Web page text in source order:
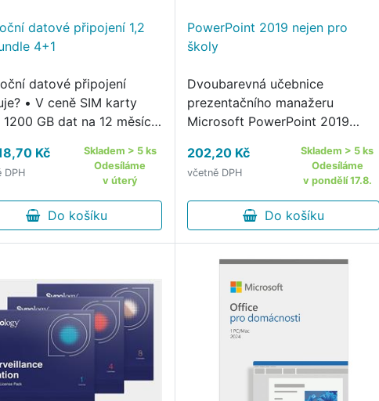
datové připojení 1,2
4+1
datové připojení
• V ceně SIM karty
1200 GB dat na 12 měsíců
vhodné pro tablety,
a další zařízení s
Kč
DPH
Skladem > 5 ks
Odesíláme
v úterý
Do košíku
PowerPoint 2019 nejen pro
školy
Dvoubarevná učebnice
prezentačního manažeru
Microsoft PowerPoint 2019
procesem tvorby elektronické
prezentace.
202,20 Kč
včetně DPH
Skladem > 5 ks
Odesíláme
v pondělí 17.8.
Do košíku